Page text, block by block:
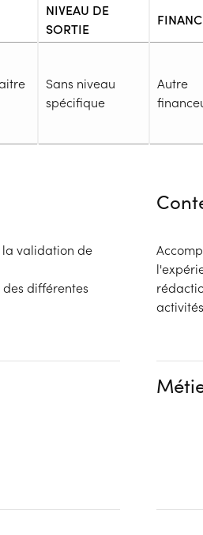
NIVEAU DE
SORTIE
Sans niveau
spécifique
Autre
En
validation de
différentes